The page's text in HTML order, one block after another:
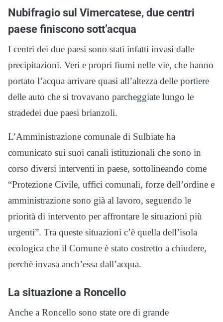
Nubifragio sul Vimercatese, due centri
paese finiscono sott’acqua
I centri dei due paesi sono stati infatti invasi dalle
precipitazioni. Veri e propri fiumi nelle vie, che hanno
portato l’acqua arrivare quasi all’altezza delle portiere
delle auto che si trovavano parcheggiate lungo le
stradedei due paesi brianzoli.
L’Amministrazione comunale di Sulbiate ha
comunicato sui suoi canali istituzionali che sono in
corso diversi interventi in paese, sottolineando come
“Protezione Civile, uffici comunali, forze dell’ordine e
amministrazione sono già al lavoro, seguendo le
priorità di intervento per affrontare le situazioni più
urgenti”. Tra queste situazioni c’è quella dell’isola
ecologica che il Comune è stato costretto a chiudere,
perchè invasa anch’essa dall’acqua.
La situazione a Roncello
Anche a Roncello sono state ore di grande